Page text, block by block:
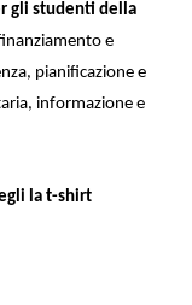
gli studenti della
e
pianificazione e
informazione e
la t-shirt